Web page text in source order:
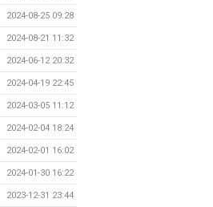
2024-08-25 09:28
2024-08-21 11:32
2024-06-12 20:32
2024-04-19 22:45
2024-03-05 11:12
2024-02-04 18:24
2024-02-01 16:02
2024-01-30 16:22
2023-12-31 23:44